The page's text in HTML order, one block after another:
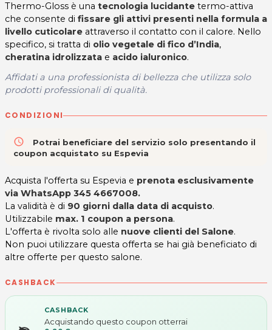
Thermo-Gloss è una tecnologia lucidante termo-attiva
che consente di fissare gli attivi presenti nella formula a
livello cuticolare attraverso il contatto con il calore. Nello
specifico, si tratta di olio vegetale di fico d’India,
cheratina idrolizzata e acido ialuronico.
Affidati a una professionista di bellezza che utilizza solo
prodotti professionali di qualità.
CONDIZIONI
access_time
Potrai beneficiare del servizio solo presentando il
coupon acquistato su Espevia
Acquista l'offerta su Espevia e prenota esclusivamente
via WhatsApp 345 4667008.
La validità è di 90 giorni dalla data di acquisto.
Utilizzabile max. 1 coupon a persona.
L'offerta è rivolta solo alle nuove clienti del Salone.
Non puoi utilizzare questa offerta se hai già beneficiato di
altre offerte per questo salone.
CASHBACK
CASHBACK
Acquistando questo coupon otterrai